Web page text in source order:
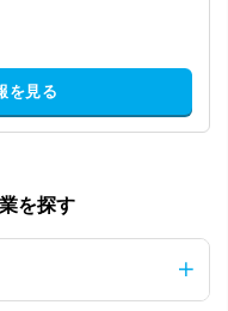
を見る
を探す